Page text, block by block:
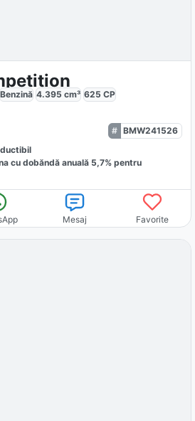
Benzină 4.395 cm³ 625 CP
BMW241526
cu dobăndă anuală 5,7% pentru
Mesaj Favorite